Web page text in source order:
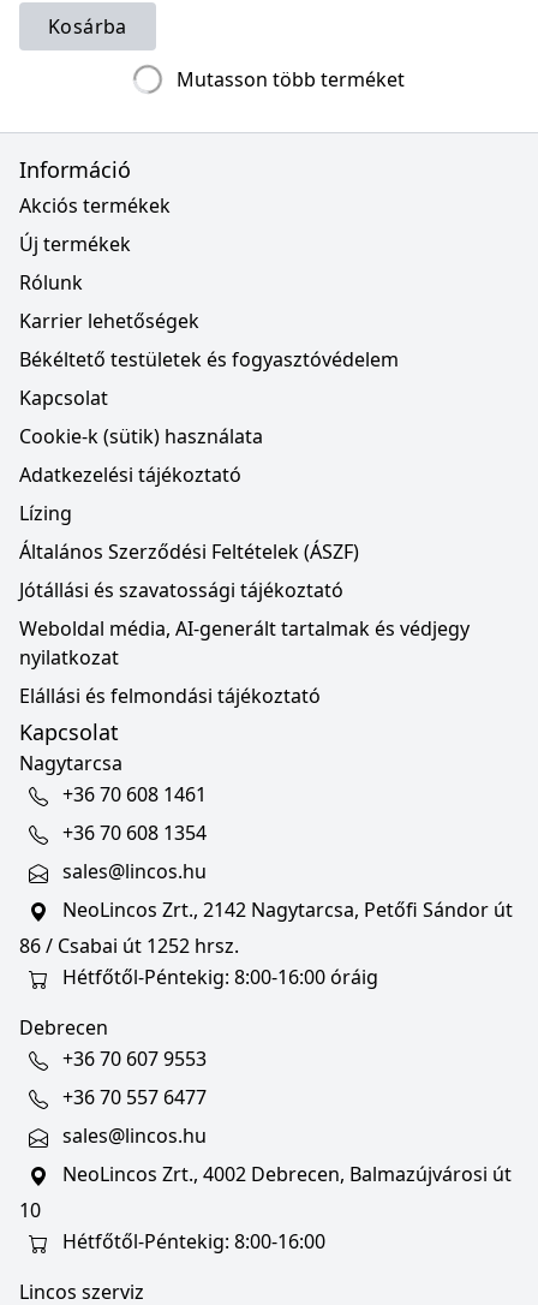
Kosárba
Mutasson több terméket
Információ
Akciós termékek
Új termékek
Rólunk
Karrier lehetőségek
Békéltető testületek és fogyasztóvédelem
Kapcsolat
Cookie-k (sütik) használata
Adatkezelési tájékoztató
Lízing
Általános Szerződési Feltételek (ÁSZF)
Jótállási és szavatossági tájékoztató
Weboldal média, AI-generált tartalmak és védjegy
nyilatkozat
Elállási és felmondási tájékoztató
Kapcsolat
Nagytarcsa
+36 70 608 1461
+36 70 608 1354
sales@lincos.hu
NeoLincos Zrt., 2142 Nagytarcsa, Petőfi Sándor út
86 / Csabai út 1252 hrsz.
Hétfőtől-Péntekig: 8:00-16:00 óráig
Debrecen
+36 70 607 9553
+36 70 557 6477
sales@lincos.hu
NeoLincos Zrt., 4002 Debrecen, Balmazújvárosi út
10
Hétfőtől-Péntekig: 8:00-16:00
Lincos szerviz